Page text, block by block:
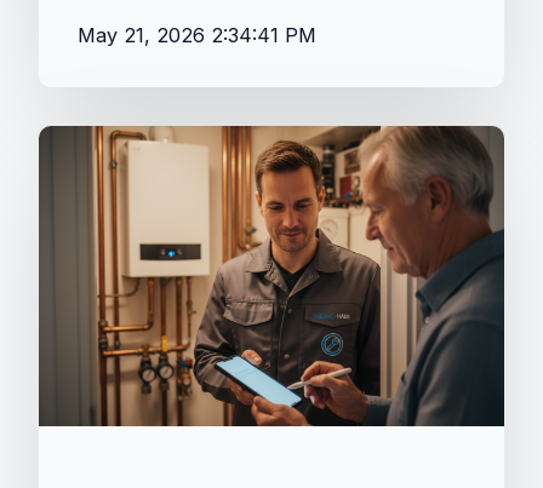
May 21, 2026 2:34:41 PM